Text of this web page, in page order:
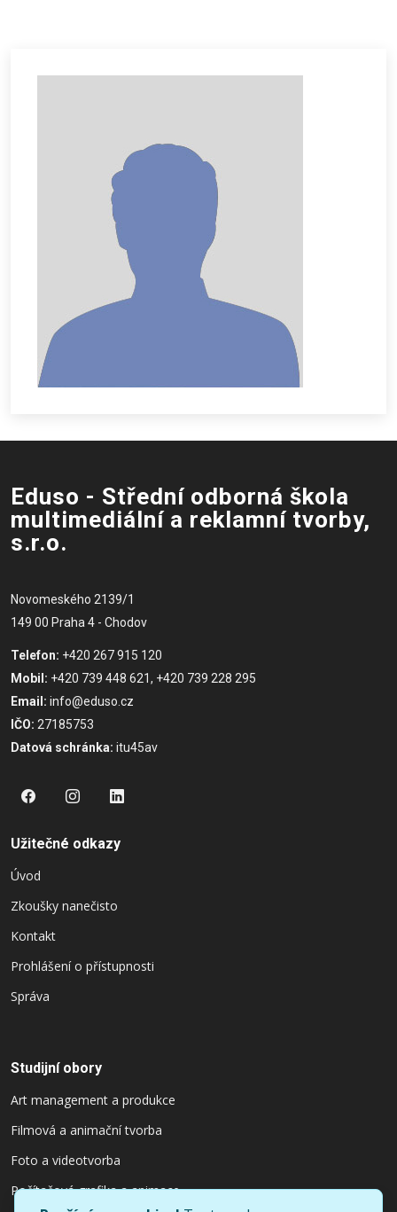
Eduso - Střední odborná škola
multimediální a reklamní tvorby,
s.r.o.
Novomeského 2139/1
149 00 Praha 4 - Chodov
Telefon: +420 267 915 120
Mobil: +420 739 448 621, +420 739 228 295
Email: info@eduso.cz
IČO: 27185753
Datová schránka: itu45av
Užitečné odkazy
Úvod
Zkoušky nanečisto
Kontakt
Prohlášení o přístupnosti
Správa
Studijní obory
Art management a produkce
Filmová a animační tvorba
Foto a videotvorba
Počítačová grafika a animace